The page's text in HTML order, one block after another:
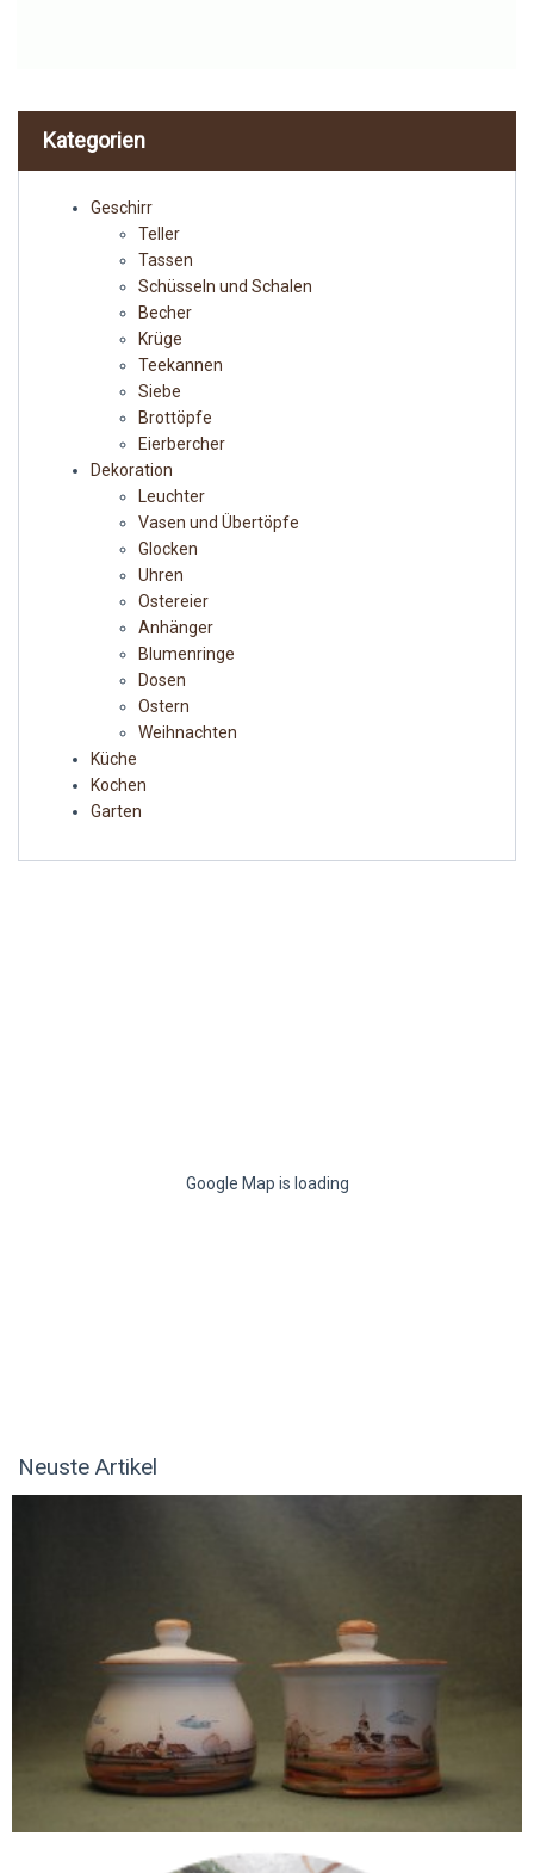
Kategorien
Geschirr
Teller
Tassen
Schüsseln und Schalen
Becher
Krüge
Teekannen
Siebe
Brottöpfe
Eierbercher
Dekoration
Leuchter
Vasen und Übertöpfe
Glocken
Uhren
Ostereier
Anhänger
Blumenringe
Dosen
Ostern
Weihnachten
Küche
Kochen
Garten
Google Map is loading
Neuste Artikel